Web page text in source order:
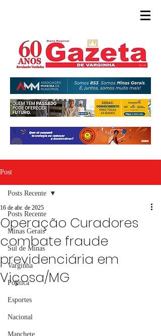
Post
Posts Recente
Minas Gerais
Sul de Minas
Varginha
Política
Esportes
Nacional
Manchete
Posts Recente
Operação Curadores
combate fraude
previdenciária em
Viçosa/MG
16 de abr. de 2025